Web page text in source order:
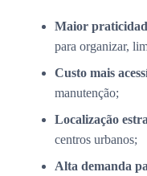
Maior
para organizar,
Custo mais
manutenção;
Localização
centros urbanos;
Alta demanda